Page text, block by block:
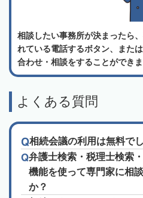
相談したい事務所が決まったら
れている電話するボタン、また
合わせ・相談をすることができま
よくある質問
相続会議の利用は無料で
弁護士検索・税理士検索
機能を使って専門家に相
か？